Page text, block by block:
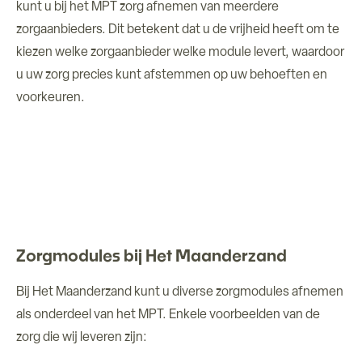
kunt u bij het MPT zorg afnemen van meerdere
zorgaanbieders. Dit betekent dat u de vrijheid heeft om te
kiezen welke zorgaanbieder welke module levert, waardoor
u uw zorg precies kunt afstemmen op uw behoeften en
voorkeuren.
Zorgmodules bij Het Maanderzand
Bij Het Maanderzand kunt u diverse zorgmodules afnemen
als onderdeel van het MPT. Enkele voorbeelden van de
zorg die wij leveren zijn: